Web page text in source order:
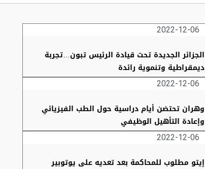
2022-12-06
الجزائر الجديدة تحت قيادة الرئيس تبون…تجربة
ديمقراطية وتنموية رائدة
2022-12-06
وهران تحتضن أيام دراسية حول الطب الفيزيائي
وإعادة التأهيل الوظيفي
2022-12-06
إيتو مطلوب للمحاكمة بعد تعديه على يوتوبير